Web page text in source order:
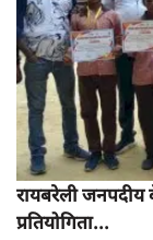
रायबरेली जनपदीय
प्रतियोगिता...